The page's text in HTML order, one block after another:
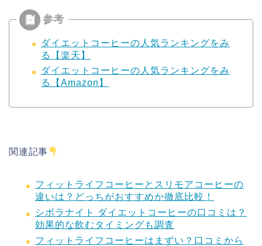
ダイエットコーヒーの人気ランキングをみ
る【楽天】
ダイエットコーヒーの人気ランキングをみ
る【Amazon】
関連記事
フィットライフコーヒーとスリモアコーヒーの
違いは？どっちがおすすめか徹底比較！
シボラナイト ダイエットコーヒーの口コミは？
効果的な飲むタイミングも調査
フィットライフコーヒーはまずい？口コミから